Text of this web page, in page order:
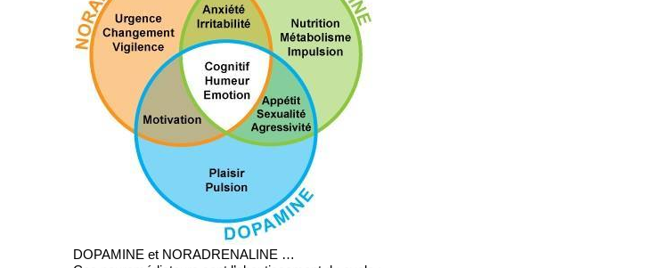
DOPAMINE et NORADRENALINE …